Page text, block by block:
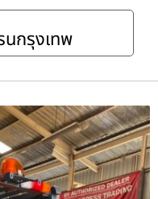
นกรุงเทพ